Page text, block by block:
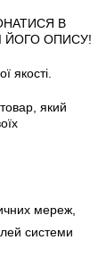
В
ЙОГО ОПИСУ!
якості.
який
мереж,
системи